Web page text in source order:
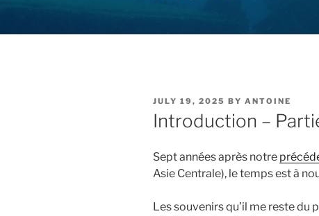
POSTED
ON
JULY 19, 2025 BY ANTOINE
Introduction –
Sept années après notre
Asie Centrale), le temps est à
Les souvenirs qu’il me reste